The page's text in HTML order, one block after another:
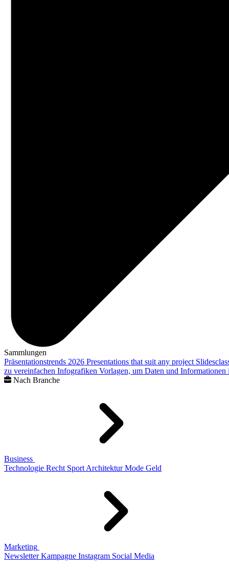
Sammlungen
Präsentationstrends 2026 Presentations that suit any project
zu vereinfachen Infografiken Vorlagen, um Daten und
Nach Branche
Business
Technologie Recht Sport Architektur Mode Geld
Marketing
Newsletter Kampagne Instagram Social Media